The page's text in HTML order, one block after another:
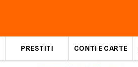
PRESTITI CONTI E CARTE